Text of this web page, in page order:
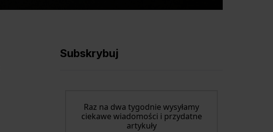
Subskrybuj
Raz na dwa tygodnie wysyłamy
ciekawe wiadomości i przydatne
artykuły